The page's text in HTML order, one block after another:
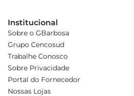
Institucional
Sobre o GBarbosa
Grupo Cencosud
Trabalhe Conosco
Sobre Privacidade
Portal do Fornecedor
Nossas Lojas